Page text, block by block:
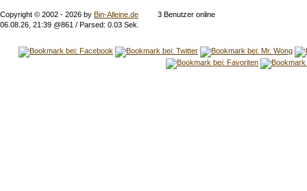
Copyright © 2002 - 2026 by Bin-Alleine.de
3 Benutzer online
06.08.26, 21:39 @861 / Parsed: 0.03 Sek.